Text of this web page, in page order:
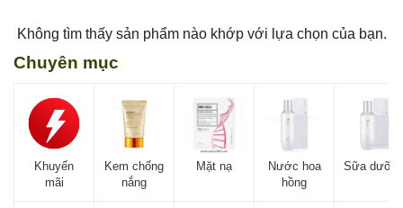
Không tìm thấy sản phẩm nào khớp với lựa chọn của bạn.
Chuyên mục
Khuyến
mãi
Kem chống
nắng
Mặt nạ
Nước hoa
hồng
Sữa